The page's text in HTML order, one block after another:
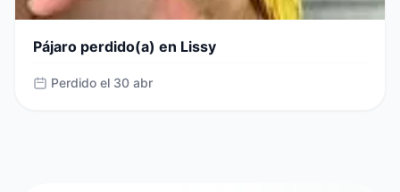
Pájaro perdido(a) en Lissy
Perdido el 30 abr